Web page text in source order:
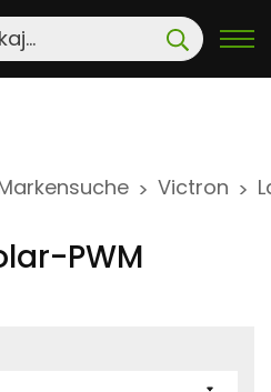
> Victron >
PWM